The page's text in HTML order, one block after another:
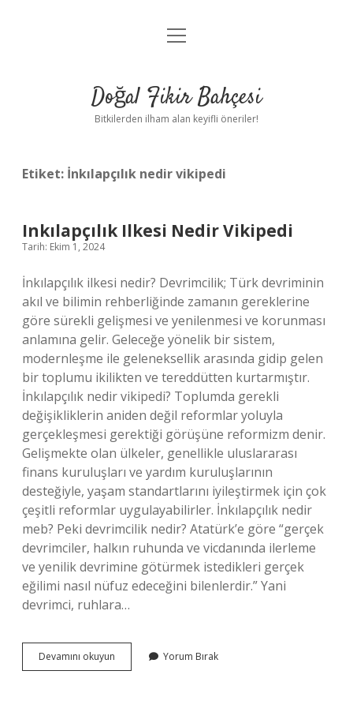
Anasayfa
Yasal Uyarı
menüyü
Doğal Fikir Bahçesi
Bitkilerden ilham alan keyifli öneriler!
Etiket: İnkılapçılık nedir vikipedi
Inkılapçılık Ilkesi Nedir Vikipedi
Tarih: Ekim 1, 2024
İnkılapçılık ilkesi nedir? Devrimcilik; Türk devriminin
akıl ve bilimin rehberliğinde zamanın gereklerine
göre sürekli gelişmesi ve yenilenmesi ve korunması
anlamına gelir. Geleceğe yönelik bir sistem,
modernleşme ile geleneksellik arasında gidip gelen
bir toplumu ikilikten ve tereddütten kurtarmıştır.
İnkılapçılık nedir vikipedi? Toplumda gerekli
değişikliklerin aniden değil reformlar yoluyla
gerçekleşmesi gerektiği görüşüne reformizm denir.
Gelişmekte olan ülkeler, genellikle uluslararası
finans kuruluşları ve yardım kuruluşlarının
desteğiyle, yaşam standartlarını iyileştirmek için çok
çeşitli reformlar uygulayabilirler. İnkılapçılık nedir
meb? Peki devrimcilik nedir? Atatürk’e göre “gerçek
devrimciler, halkın ruhunda ve vicdanında ilerleme
ve yenilik devrimine götürmek istedikleri gerçek
eğilimi nasıl nüfuz edeceğini bilenlerdir.” Yani
devrimci, ruhlara…
Devamını okuyun Inkılapçılık
Ilkesi
Yorum Bırak